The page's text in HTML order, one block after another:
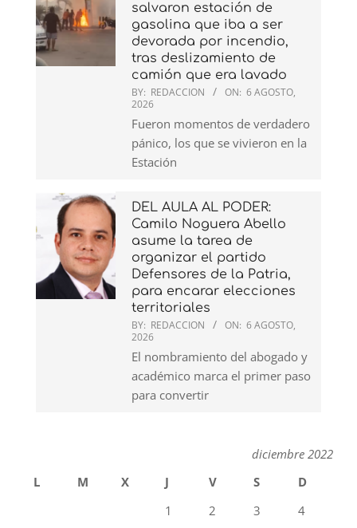
salvaron estación de
gasolina que iba a ser
devorada por incendio,
tras deslizamiento de
camión que era lavado
BY: REDACCION ON: 6 AGOSTO,
2026
Fueron momentos de verdadero
pánico, los que se vivieron en la
Estación
DEL AULA AL PODER:
Camilo Noguera Abello
asume la tarea de
organizar el partido
Defensores de la Patria,
para encarar elecciones
territoriales
BY: REDACCION ON: 6 AGOSTO,
2026
El nombramiento del abogado y
académico marca el primer paso
para convertir
diciembre 2022
L
M X J V S
D
1
2 3
4